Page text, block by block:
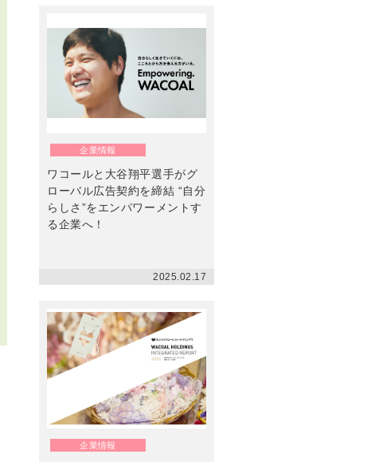
企業情報
ワコールと大谷翔平選手がグ
ローバル広告契約を締結 “自分
らしさ”をエンパワーメントす
る企業へ！
2025.02.17
企業情報